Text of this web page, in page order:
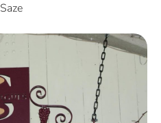
Saze